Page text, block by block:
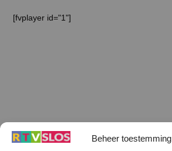
Beheer toestemming
[fvplayer id="1"]